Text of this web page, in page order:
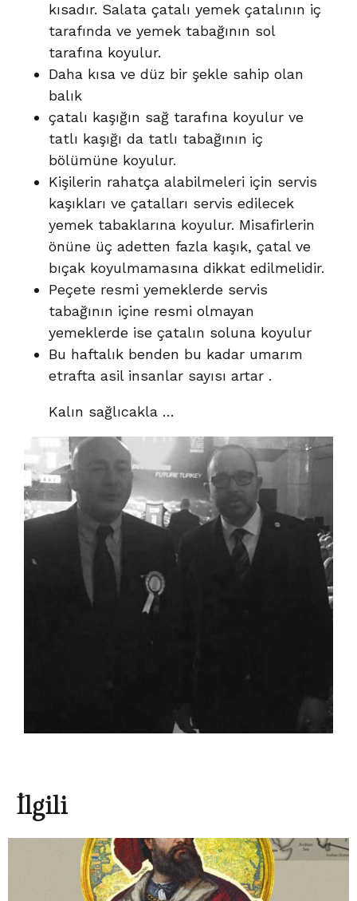
kısadır. Salata çatalı yemek çatalının iç
tarafında ve yemek tabağının sol
tarafına koyulur.
Daha kısa ve düz bir şekle sahip olan
balık
çatalı kaşığın sağ tarafına koyulur ve
tatlı kaşığı da tatlı tabağının iç
bölümüne koyulur.
Kişilerin rahatça alabilmeleri için servis
kaşıkları ve çatalları servis edilecek
yemek tabaklarına koyulur. Misafirlerin
önüne üç adetten fazla kaşık, çatal ve
bıçak koyulmamasına dikkat edilmelidir.
Peçete resmi yemeklerde servis
tabağının içine resmi olmayan
yemeklerde ise çatalın soluna koyulur
Bu haftalık benden bu kadar umarım
etrafta asil insanlar sayısı artar .
Kalın sağlıcakla …
İlgili